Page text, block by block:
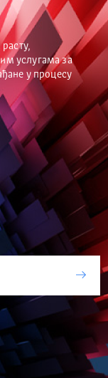
услугама за
у процесу